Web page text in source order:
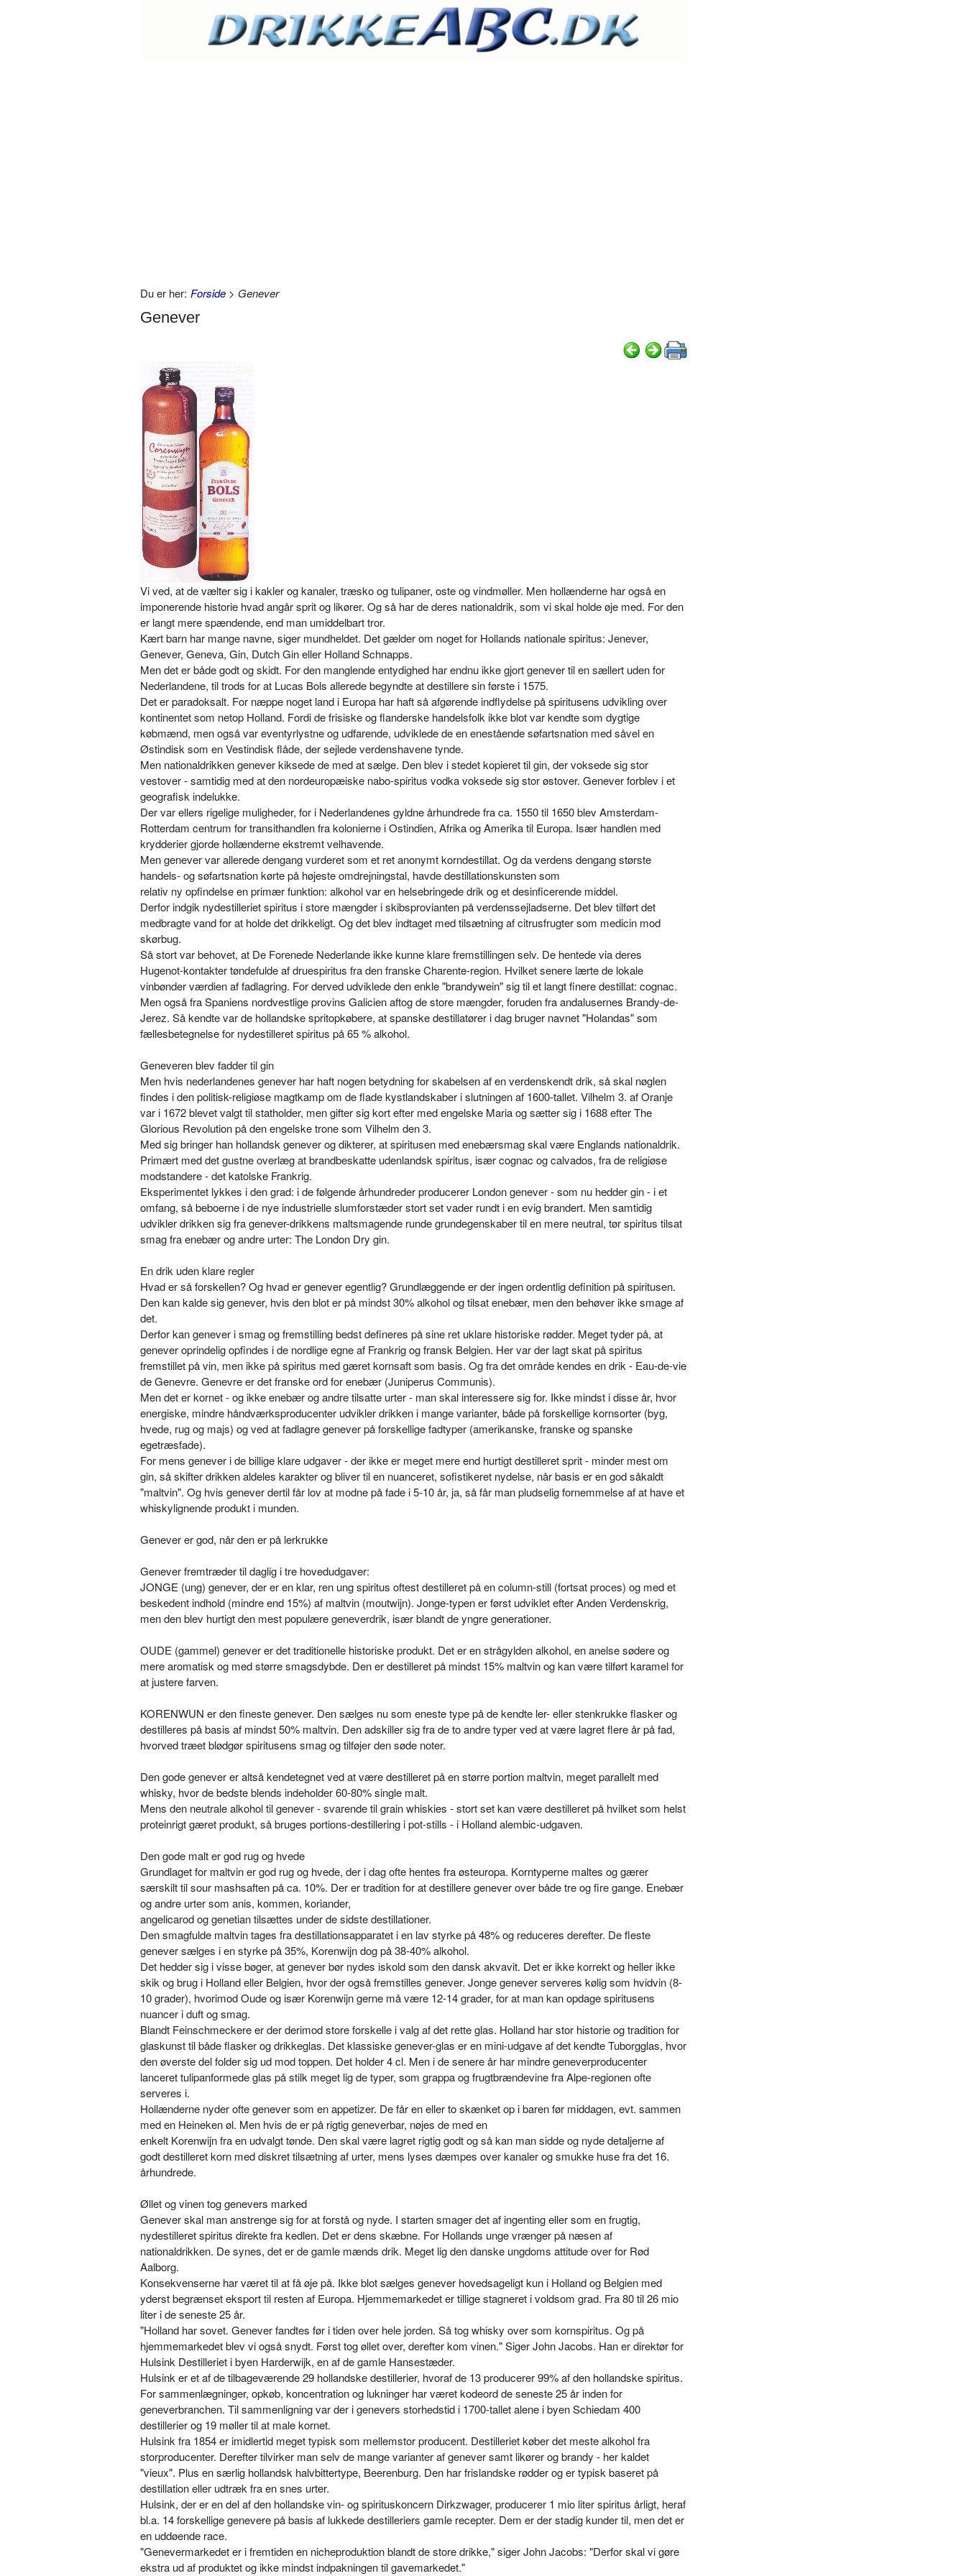
Du er her: Forside > Genever
Genever
Vi ved, at de vælter sig i kakler og kanaler, træsko og tulipaner, oste og vindmøller. Men hollænderne har også en
imponerende historie hvad angår sprit og likører. Og så har de deres nationaldrik, som vi skal holde øje med. For den
er langt mere spændende, end man umiddelbart tror.
Kært barn har mange navne, siger mundheldet. Det gælder om noget for Hollands nationale spiritus: Jenever,
Genever, Geneva, Gin, Dutch Gin eller Holland Schnapps.
Men det er både godt og skidt. For den manglende entydighed har endnu ikke gjort genever til en sællert uden for
Nederlandene, til trods for at Lucas Bols allerede begyndte at destillere sin første i 1575.
Det er paradoksalt. For næppe noget land i Europa har haft så afgørende indflydelse på spiritusens udvikling over
kontinentet som netop Holland. Fordi de frisiske og flanderske handelsfolk ikke blot var kendte som dygtige
købmænd, men også var eventyrlystne og udfarende, udviklede de en enestående søfartsnation med såvel en
Østindisk som en Vestindisk flåde, der sejlede verdenshavene tynde.
Men nationaldrikken genever kiksede de med at sælge. Den blev i stedet kopieret til gin, der voksede sig stor
vestover - samtidig med at den nordeuropæiske nabo-spiritus vodka voksede sig stor østover. Genever forblev i et
geografisk indelukke.
Der var ellers rigelige muligheder, for i Nederlandenes gyldne århundrede fra ca. 1550 til 1650 blev Amsterdam-
Rotterdam cen­trum for transithandlen fra kolonierne i Ostindien, Afrika og Amerika til Europa. Især handlen med
krydderier gjorde hollænderne eks­tremt velhavende.
Men genever var allerede dengang vurderet som et ret anonymt korndestillat. Og da verdens dengang største
handels- og søfartsna­tion kørte på højeste omdrejningstal, havde destillationskunsten som
relativ ny opfindelse en primær funktion: alkohol var en helsebringe­de drik og et desinficerende middel.
Derfor indgik nydestilleriet spiritus i store mængder i skibsprovi­anten på verdenssejladserne. Det blev tilført det
medbragte vand for at holde det drikkeligt. Og det blev indtaget med tilsætning af citrus­frugter som medicin mod
skørbug.
Så stort var behovet, at De Forenede Nederlande ikke kunne kla­re fremstillingen selv. De hentede via deres
Hugenot-kontakter tøn­defulde af druespiritus fra den franske Charente-region. Hvilket sene­re lærte de lokale
vinbønder værdien af fadlagring. For derved udviklede den enkle "brandywein" sig til et langt finere destillat: cog­nac.
Men også fra Spaniens nordvestlige provins Galicien aftog de store mængder, foruden fra andalusernes Brandy-de-
Jerez. Så kend­te var de hollandske spritopkøbere, at spanske destillatører i dag bruger navnet "Holandas" som
fællesbetegnelse for nydestilleret spiritus på 65 % alkohol.
Geneveren blev fadder til gin
Men hvis nederlandenes genever har haft nogen betydning for ska­belsen af en verdenskendt drik, så skal nøglen
findes i den politisk-­religiøse magtkamp om de flade kystlandskaber i slutningen af 1600-tallet. Vilhelm 3. af Oranje
var i 1672 blevet valgt til stathol­der, men gifter sig kort efter med engelske Maria og sætter sig i 1688 efter The
Glorious Revolution på den engelske trone som Vilhelm den 3.
Med sig bringer han hollandsk genever og dikterer, at spiritusen med enebærsmag skal være Englands nationaldrik.
Pri­mært med det gustne overlæg at brandbeskatte udenlandsk spiritus, især cognac og calvados, fra de religiøse
modstandere - det katol­ske Frankrig.
Eksperimentet lykkes i den grad: i de følgende århundreder pro­ducerer London genever - som nu hedder gin - i et
omfang, så bebo­erne i de nye industrielle slumforstæder stort set vader rundt i en evig brandert. Men samtidig
udvikler drikken sig fra genever-drikkens maltsmagende runde grundegenskaber til en mere neutral, tør spiri­tus tilsat
smag fra enebær og andre urter: The London Dry gin.
En drik uden klare regler
Hvad er så forskellen? Og hvad er genever egentlig? Grund­læggende er der ingen ordentlig definition på spiritusen.
Den kan kalde sig genever, hvis den blot er på mindst 30% alkohol og tilsat enebær, men den behøver ikke smage af
det.
Derfor kan genever i smag og fremstilling bedst defineres på sine ret uklare historiske rødder. Meget tyder på, at
genever oprindelig opfindes i de nordlige egne af Frankrig og fransk Belgien. Her var der lagt skat på spiritus
fremstillet på vin, men ikke på spiritus med gæret kornsaft som basis. Og fra det område kendes en drik - Eau-­de-vie
de Genevre. Genevre er det franske ord for enebær (Junipe­rus Communis).
Men det er kornet - og ikke enebær og andre tilsatte urter - man skal interessere sig for. Ikke mindst i disse år, hvor
energiske, mindre håndværksproducenter udvikler drikken i mange varianter, både på forskellige kornsorter (byg,
hvede, rug og majs) og ved at fadlagre genever på forskellige fadtyper (amerikanske, franske og spanske
egetræsfade).
For mens genever i de billige klare udgaver - der ikke er meget mere end hurtigt destilleret sprit - minder mest om
gin, så skifter drik­ken aldeles karakter og bliver til en nuanceret, sofistikeret nydelse, når basis er en god såkaldt
"maltvin". Og hvis genever dertil får lov at modne på fade i 5-10 år, ja, så får man pludselig fornemmelse af at have et
whiskylignende produkt i munden.
Genever er god, når den er på lerkrukke
Genever fremtræder til daglig i tre hovedudgaver:
JONGE (ung) genever, der er en klar, ren ung spiritus oftest destille­ret på en column-still (fortsat proces) og med et
beskedent indhold (mindre end 15%) af maltvin (moutwijn). Jonge-typen er først udvik­let efter Anden Verdenskrig,
men den blev hurtigt den mest populære geneverdrik, især blandt de yngre generationer.
OUDE (gammel) genever er det traditionelle historiske produkt. Det er en strågylden alkohol, en anelse sødere og
mere aromatisk og med større smagsdybde. Den er destilleret på mindst 15% maltvin og kan være tilført karamel for
at justere farven.
KORENWUN er den fineste genever. Den sælges nu som eneste type på de kendte ler- eller stenkrukke flasker og
destilleres på basis af mindst 50% maltvin. Den adskiller sig fra de to andre typer ved at være lagret flere år på fad,
hvorved træet blødgør spiritusens smag og tilføjer den søde noter.
Den gode genever er altså kendetegnet ved at være destilleret på en større portion maltvin, meget parallelt med
whisky, hvor de bedste blends indeholder 60-80% single malt.
Mens den neutrale alkohol til genever - svarende til grain whi­skies - stort set kan være destilleret på hvilket som helst
proteinrigt gæret produkt, så bruges portions-destillering i pot-stills - i Holland alembic-udgaven.
Den gode malt er god rug og hvede
Grundlaget for maltvin er god rug og hvede, der i dag ofte hentes fra østeuropa. Korntyperne maltes og gærer
særskilt til sour mashsaften på ca. 10%. Der er tradition for at destillere genever over både tre og fire gange. Enebær
og andre urter som anis, kommen, koriander,
angelicarod og genetian tilsættes under de sidste destillationer.
Den ­smagfulde maltvin tages fra destillationsapparatet i en lav styrke på 48% og reduceres derefter. De fleste
genever sælges i en styrke på 35%, Korenwijn dog på 38-40% alkohol.
Det hedder sig i visse bøger, at genever bør nydes iskold som den dansk akvavit. Det er ikke korrekt og heller ikke
skik og brug i Hol­land eller Belgien, hvor der også fremstilles genever. Jonge genever serveres kølig som hvidvin (8-
10 grader), hvorimod Oude og især Korenwijn gerne må være 12-14 grader, for at man kan opdage spi­ritusens
nuancer i duft og smag.
Blandt Feinschmeckere er der derimod store forskelle i valg af det rette glas. Holland har stor historie og tradition for
glaskunst til både flasker og drikkeglas. Det klassiske genever-glas er en mini-udgave af det kendte Tuborgglas, hvor
den øverste del folder sig ud mod top­pen. Det holder 4 cl. Men i de senere år har mindre geneverprodu­center
lanceret tulipanformede glas på stilk meget lig de typer, som grappa og frugtbrændevine fra Alpe-regionen ofte
serveres i.
Hollænderne nyder ofte genever som en appetizer. De får en eller to skænket op i baren før middagen, evt. sammen
med en Hei­neken øl. Men hvis de er på rigtig geneverbar, nøjes de med en
enkelt Korenwijn fra en udvalgt tønde. Den skal være lagret rigtig godt og så kan man sidde og nyde detaljerne af
godt destilleret korn med diskret tilsætning af urter, mens lyses dæmpes over kanaler og smukke huse fra det 16.
århundrede.
Øllet og vinen tog genevers marked
Genever skal man anstrenge sig for at forstå og nyde. I star­ten smager det af ingenting eller som en frugtig,
nydestille­ret spiritus direkte fra kedlen. Det er dens skæbne. For Hol­lands unge vrænger på næsen af
nationaldrikken. De synes, det er de gamle mænds drik. Meget lig den danske ungdoms attitude over for Rød
Aalborg.
Konsekvenserne har været til at få øje på. Ikke blot sælges gene­ver hovedsageligt kun i Holland og Belgien med
yderst begrænset eksport til resten af Europa. Hjemmemarkedet er tillige stagneret i voldsom grad. Fra 80 til 26 mio
liter i de seneste 25 år.
"Holland har sovet. Genever fandtes før i tiden over hele jorden. Så tog whisky over som kornspiritus. Og på
hjemmemarkedet blev vi også snydt. Først tog øllet over, derefter kom vinen." Siger John Jacobs. Han er direktør for
Hulsink Destilleriet i byen Harderwijk, en af de gamle Hansestæder.
Hulsink er et af de tilbageværende 29 hollandske destillerier, hvoraf de 13 producerer 99% af den hollandske spiritus.
For sam­menlægninger, opkøb, koncentration og lukninger har været kode­ord de seneste 25 år inden for
geneverbranchen. Til sammenligning var der i genevers storhedstid i 1700-tallet alene i byen Schiedam 400
destillerier og 19 møller til at male kornet.
Hulsink fra 1854 er imidlertid meget typisk som mellemstor producent. Destilleriet køber det meste alkohol fra
storproducenter. Derefter tilvirker man selv de mange varianter af genever samt likører og brandy - her kaldet
"vieux". Plus en særlig hollandsk halvbitter­type, Beerenburg. Den har frislandske rødder og er typisk baseret på
destillation eller udtræk fra en snes urter.
Hulsink, der er en del af den hollandske vin- og spirituskoncern Dirkzwager, producerer 1 mio liter spiritus årligt, heraf
bl.a. 14 forskellige genevere på basis af lukkede destilleriers gamle recepter. Dem er der stadig kunder til, men det er
en uddøende race.
"Genevermarkedet er i fremtiden en nicheproduktion blandt de store drikke," siger John Jacobs: "Derfor skal vi gøre
ekstra ud af pro­duktet og ikke mindst indpakningen til gavemarkedet."